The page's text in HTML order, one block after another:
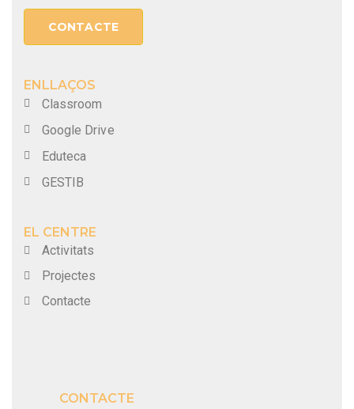
CONTACTE
ENLLAÇOS
Classroom
Google Drive
Eduteca
GESTIB
EL CENTRE
Activitats
Projectes
Contacte
CONTACTE